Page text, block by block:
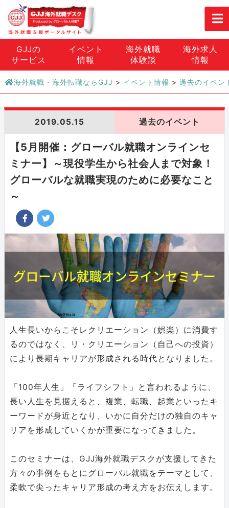
GJJの
サービス
イベント
情報
海外就職
体験談
海外求人
情報
海外就職・海外転職ならGJJ > イベント情報 > 過去のイベン
2019.05.15 過去のイベント
【5月開催：グローバル就職オンラインセ
ミナー】～現役学生から社会人まで対象！
グローバルな就職実現のために必要なこと
～
人生長いからこそレクリエーション（娯楽）に消費す
るのではなく、リ・クリエーション（自己への投資）
により長期キャリアが形成される時代となりました。
「100年人生」「ライフシフト」と言われるように、
長い人生を見据えると、複業、転職、起業といったキ
ーワードが身近となり、いかに自分だけの独自のキャ
リアを形成していくかが重要になってきました。
このセミナーは、GJJ海外就職デスクが支援してきた
方々の事例をもとにグローバル就職をテーマとして、
柔軟で尖ったキャリア形成の考え方をお伝えします。